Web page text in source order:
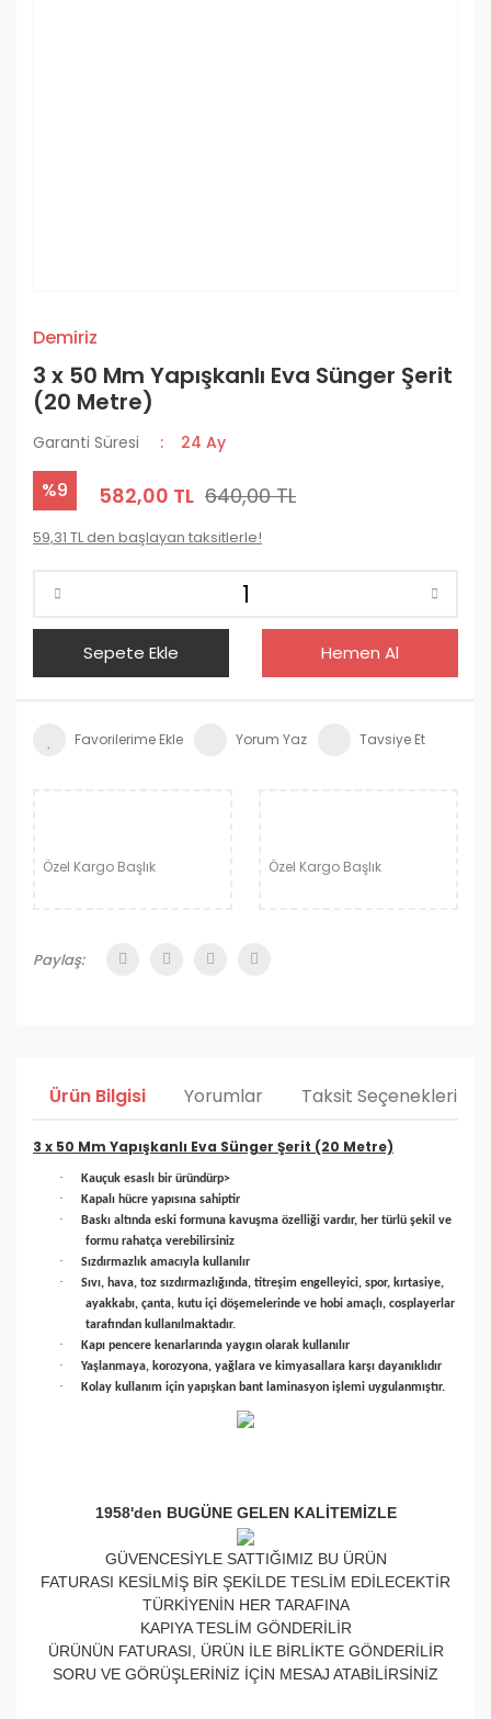
Demiriz
3 x 50 Mm Yapışkanlı Eva Sünger Şerit
(20 Metre)
Garanti Süresi 24 Ay
%9 582,00 TL 640,00 TL
59,31 TL den başlayan taksitlerle!
Sepete Ekle Hemen Al
Yorum Yaz Tavsiye Et
Özel Kargo Başlık Özel Kargo Başlık
Paylaş:
Ürün Bilgisi Yorumlar Taksit Seçenekleri
3 x 50 Mm Yapışkanlı Eva Sünger Şerit (20 Metre)
· Kauçuk esaslı bir üründürp>
· Kapalı hücre yapısına sahiptir
·
Baskı altında eski formuna kavuşma özelliği vardır, her türlü şekil ve
formu rahatça verebilirsiniz
· Sızdırmazlık amacıyla kullanılır
·
Sıvı, hava, toz sızdırmazlığında, titreşim engelleyici, spor, kırtasiye,
ayakkabı, çanta, kutu içi döşemelerinde ve hobi amaçlı, cosplayerlar
tarafından kullanılmaktadır.
· Kapı pencere kenarlarında yaygın olarak kullanılır
· Yaşlanmaya, korozyona, yağlara ve kimyasallara karşı dayanıklıdır
· Kolay kullanım için yapışkan bant laminasyon işlemi uygulanmıştır.
1958'den BUGÜNE GELEN KALİTEMİZLE
GÜVENCESİYLE SATTIĞIMIZ BU ÜRÜN
FATURASI KESİLMİŞ BİR ŞEKİLDE TESLİM EDİLECEKTİR
TÜRKİYENİN HER TARAFINA
KAPIYA TESLİM GÖNDERİLİR
ÜRÜNÜN FATURASI, ÜRÜN İLE BİRLİKTE GÖNDERİLİR
SORU VE GÖRÜŞLERİNİZ İÇİN MESAJ ATABİLİRSİNİZ